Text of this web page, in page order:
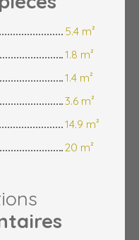
5.4 m²
1.8 m²
1.4 m²
3.6 m²
14.9 m²
20 m²